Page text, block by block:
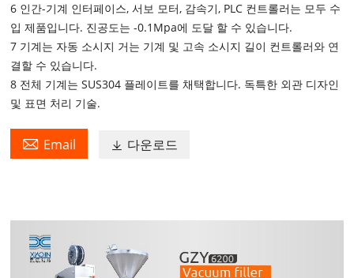
6 인간-기계 인터페이스, 서보 모터, 감속기, PLC 컨트롤러는 모두 수
입 제품입니다. 진공도는 -0.1Mpa에 도달 할 수 있습니다.
7 기계는 자동 소시지 거는 기계 및 고속 소시지 길이 컨트롤러와 연
결할 수 있습니다.
8 전체 기계는 SUS304 플레이트를 채택합니다. 독특한 외관 디자인
및 표면 처리 기술.
 Email  다운로드